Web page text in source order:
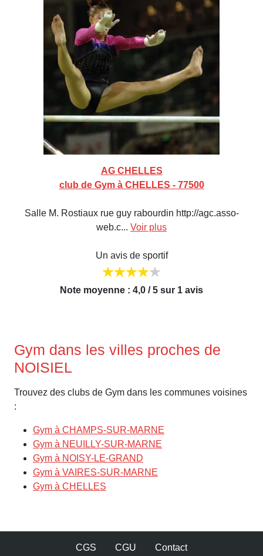
AG CHELLES
club de Gym à CHELLES - 77500
Salle M. Rostiaux rue guy rabourdin http://agc.asso-
web.c... Voir plus
Un avis de sportif
Note moyenne : 4,0 / 5 sur 1 avis
Gym dans les villes proches de
NOISIEL
Trouvez des clubs de Gym dans les communes voisines
:
Gym à CHAMPS-SUR-MARNE
Gym à NEUILLY-SUR-MARNE
Gym à NOISY-LE-GRAND
Gym à VAIRES-SUR-MARNE
Gym à CHELLES
CGS CGU Contact